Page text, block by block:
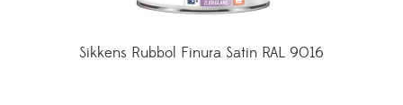
Sikkens Rubbol Finura Satin RAL 9016